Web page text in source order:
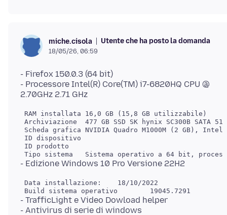
miche.cisola Utente che ha posto la domanda
18/05/26, 06:59
- Firefox 150.0.3 (64 bit)
- Processore Intel(R) Core(TM) i7-6820HQ CPU @
RAM installata	16,0 GB (15,8 GB utilizzabile)
Archiviazione	477 GB SSD SK hynix SC300B SATA 512GB
Scheda grafica	NVIDIA Quadro M1000M (2 GB), Intel(R) HD Graphics 530 (128 MB)
ID dispositivo
ID prodotto
Data installazione:	18/10/2022
- TrafficLight e Video Dowload helper